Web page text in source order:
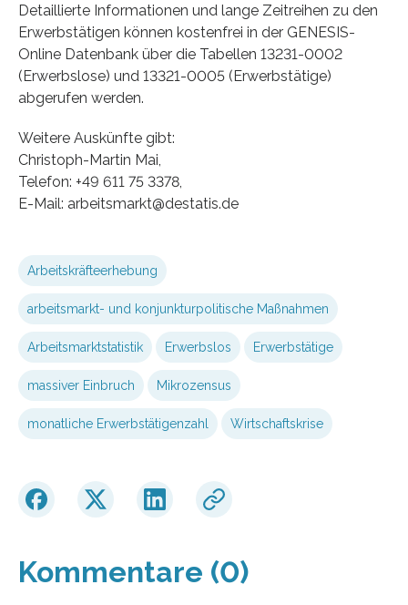
Detaillierte Informationen und lange Zeitreihen zu den
Erwerbstätigen können kostenfrei in der GENESIS-
Online Datenbank über die Tabellen 13231-0002
(Erwerbslose) und 13321-0005 (Erwerbstätige)
abgerufen werden.
Weitere Auskünfte gibt:
Christoph-Martin Mai,
Telefon: +49 611 75 3378,
E-Mail: arbeitsmarkt@destatis.de
Arbeitskräfteerhebung
arbeitsmarkt- und konjunkturpolitische Maßnahmen
Arbeitsmarktstatistik Erwerbslos Erwerbstätige
massiver Einbruch Mikrozensus
monatliche Erwerbstätigenzahl Wirtschaftskrise
Kommentare (0)